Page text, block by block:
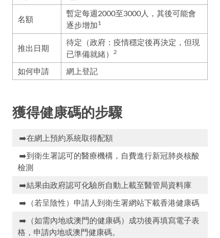
名額
暫定每週2000至3000人，其後可能會
逐步增加1
推出日期
待定（政府：疫情穩定後再決定，但現
已準備就緒）
2
如何申請 網上登記
獲得健康碼的步驟
➡️在網上預約系統取得配額
➡️到衛生署認可的醫療機構，自費進行新冠肺炎核酸
檢測
➡️結果由政府認可化驗所自動上載至醫管局資料庫
➡️（若呈陰性）申請人到衛生署網站下載香港健康碼
➡️（如需內地或澳門的健康碼）成功後再填寫電子表
格，申請內地或澳門健康碼。